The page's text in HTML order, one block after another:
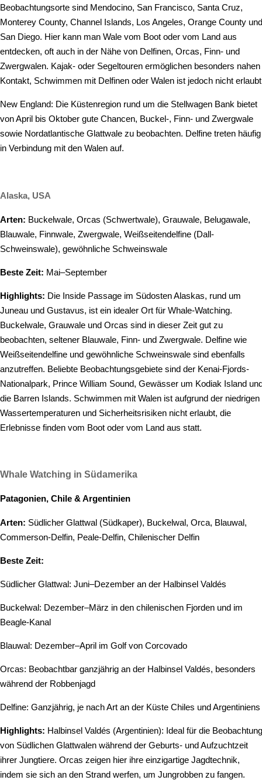
Beobachtungsorte sind Mendocino, San Francisco, Santa Cruz,
Monterey County, Channel Islands, Los Angeles, Orange County und
San Diego. Hier kann man Wale vom Boot oder vom Land aus
entdecken, oft auch in der Nähe von Delfinen, Orcas, Finn- und
Zwergwalen. Kajak- oder Segeltouren ermöglichen besonders nahen
Kontakt, Schwimmen mit Delfinen oder Walen ist jedoch nicht
New England: Die Küstenregion rund um die Stellwagen Bank bietet
von April bis Oktober gute Chancen, Buckel-, Finn- und Zwergwale
sowie Nordatlantische Glattwale zu beobachten. Delfine treten häufig
in Verbindung mit den Walen auf.
Alaska, USA
Arten: Buckelwale, Orcas (Schwertwale), Grauwale, Belugawale,
Blauwale, Finnwale, Zwergwale, Weißseitendelfine (Dall-
Schweinswale), gewöhnliche Schweinswale
Beste Zeit: Mai–September
Highlights: Die Inside Passage im Südosten Alaskas, rund um
Juneau und Gustavus, ist ein idealer Ort für Whale-Watching.
Buckelwale, Grauwale und Orcas sind in dieser Zeit gut zu
beobachten, seltener Blauwale, Finn- und Zwergwale. Delfine wie
Weißseitendelfine und gewöhnliche Schweinswale sind ebenfalls
anzutreffen. Beliebte Beobachtungsgebiete sind der Kenai-Fjords-
Nationalpark, Prince William Sound, Gewässer um Kodiak Island
die Barren Islands. Schwimmen mit Walen ist aufgrund der niedrigen
Wassertemperaturen und Sicherheitsrisiken nicht erlaubt, die
Erlebnisse finden vom Boot oder vom Land aus statt.
Whale Watching in Südamerika
Patagonien, Chile & Argentinien
Arten: Südlicher Glattwal (Südkaper), Buckelwal, Orca, Blauwal,
Commerson-Delfin, Peale-Delfin, Chilenischer Delfin
Beste Zeit:
Südlicher Glattwal: Juni–Dezember an der Halbinsel Valdés
Buckelwal: Dezember–März in den chilenischen Fjorden und im
Beagle-Kanal
Blauwal: Dezember–April im Golf von Corcovado
Orcas: Beobachtbar ganzjährig an der Halbinsel Valdés, besonders
während der Robbenjagd
Delfine: Ganzjährig, je nach Art an der Küste Chiles und Argentiniens
Highlights: Halbinsel Valdés (Argentinien): Ideal für die Beobachtung
von Südlichen Glattwalen während der Geburts- und Aufzuchtzeit
ihrer Jungtiere. Orcas zeigen hier ihre einzigartige Jagdtechnik,
indem sie sich an den Strand werfen, um Jungrobben zu fangen.